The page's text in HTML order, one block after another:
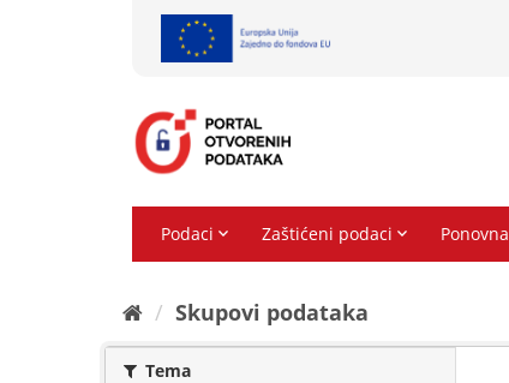
Skupovi podаtаkа
Tema